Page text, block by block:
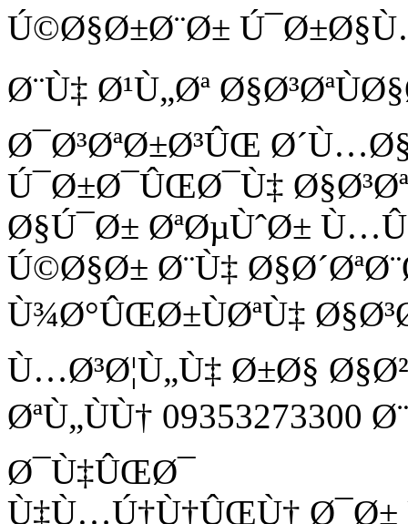
Ú©Ø§Ø±Ø¨Ø±
Ø¨Ù‡ Ø¹Ù„Øª
Ø¯Ø³ØªØ±Ø³ÛŒ
Ú¯Ø±Ø¯ÛŒØ¯Ù‡ Ø§Ø³Øª
Ø§Ú¯Ø± ØªØµÙˆØ±
Ú©Ø§Ø± Ø¨Ù‡
Ù¾Ø°ÛŒØ±ÙØªÙ‡
Ù…Ø³Ø¦Ù„Ù‡ Ø±Ø§
ØªÙ„ÙÙ†
Ø¯Ù‡ÛŒØ¯
Ù‡Ù…Ú†Ù†ÛŒÙ† Ø¯Ø±